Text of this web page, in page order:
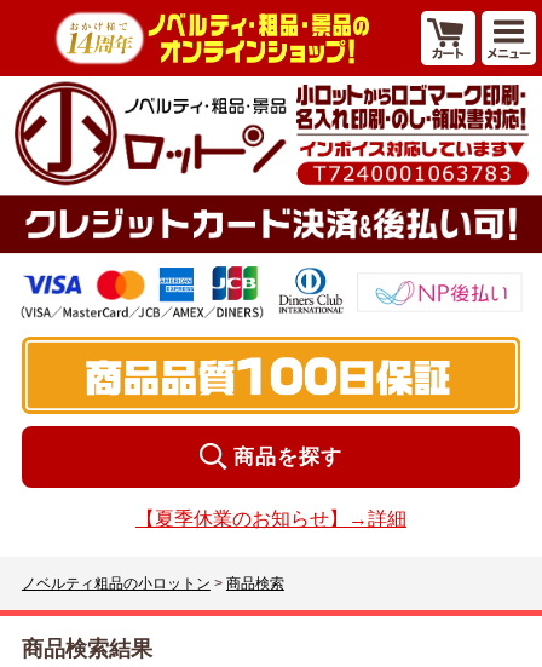
商品を探す
【夏季休業のお知らせ】→詳細
ノベルティ粗品の小ロットン > 商品検索
商品検索結果